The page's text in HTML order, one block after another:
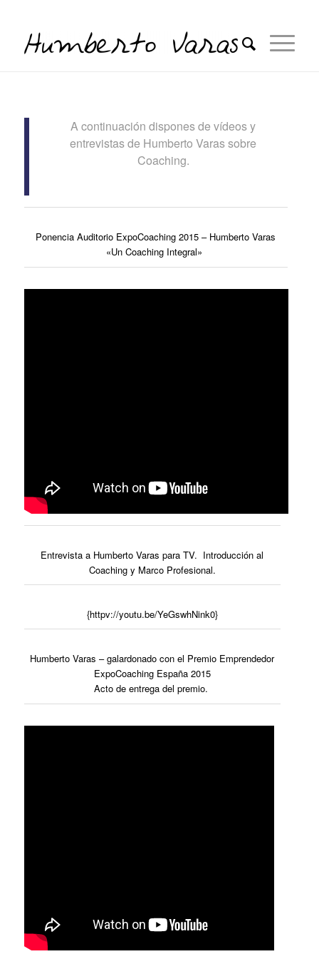
A continuación dispones de vídeos y
entrevistas de Humberto Varas sobre
Coaching.
Ponencia Auditorio ExpoCoaching 2015 – Humberto Varas
«Un Coaching Integral»
Entrevista a Humberto Varas para TV. Introducción al
Coaching y Marco Profesional.
{httpv://youtu.be/YeGswhNink0}
Humberto Varas – galardonado con el Premio Emprendedor
ExpoCoaching España 2015
Acto de entrega del premio.